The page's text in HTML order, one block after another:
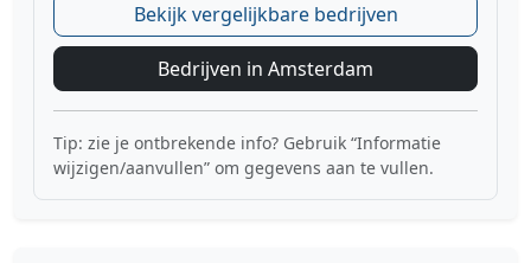
Bekijk vergelijkbare bedrijven
Bedrijven in Amsterdam
Tip: zie je ontbrekende info? Gebruik “Informatie
wijzigen/aanvullen” om gegevens aan te vullen.